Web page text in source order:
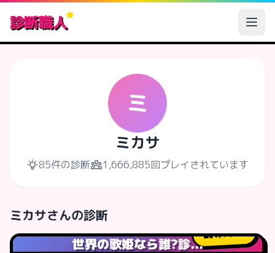
診断職人
ミ
ミカサ
85件の診断 1,666,885回プレイされています
ミカサさんの診断
世界の歌姫なら誰?診...
1,142人